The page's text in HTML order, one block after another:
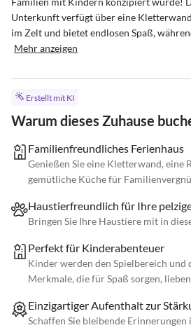
Unterkunft verfügt über eine
im Zelt und bietet endlosen Spaß,
Mehr anzeigen
Erstellt mit KI
Warum dieses Zuhause
Familienfreundliches Ferienhaus
Genießen Sie eine Kletterwand, eine
gemütliche Küche für
Haustierfreundlich für Ihre
Bringen Sie Ihre Haustiere mit in
Perfekt für Kinderabenteuer
Kinder werden den Spielbereich und
Merkmale, die für Spaß sorgen,
Einzigartiger Aufenthalt zur
Schaffen Sie bleibende Erinnerungen